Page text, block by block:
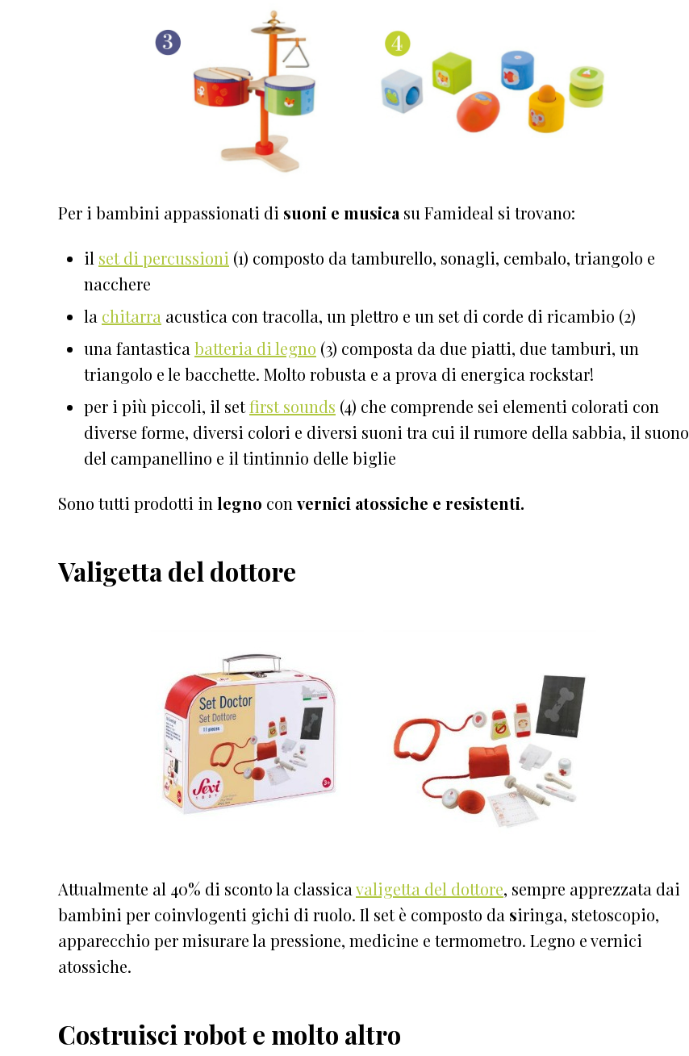
Per i bambini appassionati di suoni e musica su Famideal si trovano:
il set di percussioni (1) composto da tamburello, sonagli, cembalo, triangolo e
nacchere
la chitarra acustica con tracolla, un plettro e un set di corde di ricambio (2)
una fantastica batteria di legno (3) composta da due piatti, due tamburi, un
triangolo e le bacchette. Molto robusta e a prova di energica rockstar!
per i più piccoli, il setfirst sounds (4) che comprende sei elementi colorati con
diverse forme, diversi colori e diversi suoni tra cui il rumore della sabbia, il suono
del campanellino e il tintinnio delle biglie
Sono tutti prodotti in legno con vernici atossiche e resistenti.
Valigetta del dottore
Attualmente al 40% di sconto la classica valigetta del dottore, sempre apprezzata dai
bambini per coinvlogenti gichi di ruolo. Il set è composto da siringa, stetoscopio,
apparecchio per misurare la pressione, medicine e termometro. Legno e vernici
atossiche.
Costruisci robot e molto altro